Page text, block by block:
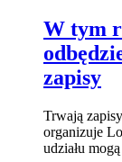
W tym
zapisy
Trwają
organizuje
udziału